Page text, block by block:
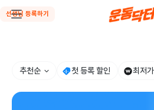
선생님 등록하기
추천순 첫 등록 할인 최저